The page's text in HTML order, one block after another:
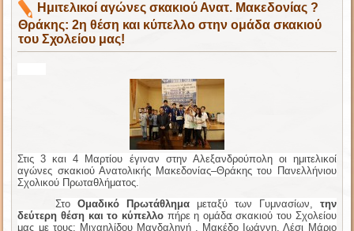
Ημιτελικοί αγώνες σκακιού Ανατ. Μακεδονίας ?
Θράκης: 2η θέση και κύπελλο στην ομάδα σκακιού
του Σχολείου μας!
Στις 3 και 4 Μαρτίου έγιναν στην Αλεξανδρούπολη οι ημιτελικοί
αγώνες σκακιού Ανατολικής Μακεδονίας–Θράκηςτου Πανελλήνιου
Σχολικού Πρωταθλήματος.
ΣτοΟμαδικό Πρωτάθλημα μεταξύ των Γυμνασίων, την
δεύτερη θέση και το κύπελλοπήρε η ομάδα σκακιού του Σχολείου
μας με τους: Μιχαηλίδου Μαγδαληνή , Μακέδο Ιωάννη, Λέσι Μάριο